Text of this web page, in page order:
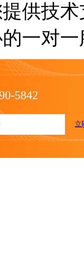
供技
一对
5842
立